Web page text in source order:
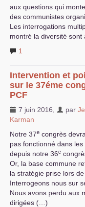
aux questions qui
des communistes
Les interrogations
montré la diversité
1
Intervention et
sur le 37éme
PCF
7 juin 2016 par
Karman
Notre 37e congrès
pas fonctionné dans
depuis notre 36e
Or, la base commune
la stratégie prise lors
Interrogeons nous sur
Nous avons perdu aux
dirigées (…)